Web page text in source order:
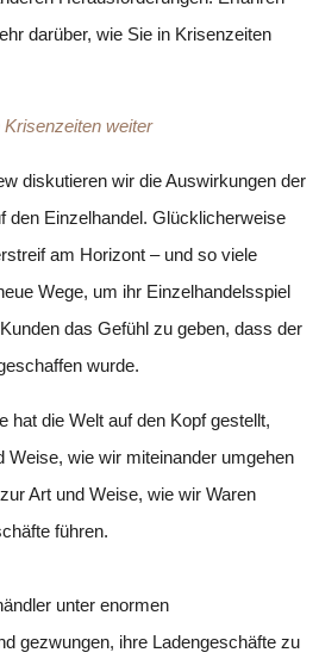
darüber, wie Sie in Krisenzeiten
weiter
diskutieren wir die Auswirkungen der
den Einzelhandel. Glücklicherweise
am Horizont – und so viele
Wege, um ihr Einzelhandelsspiel
das Gefühl zu geben, dass der
wurde.
hat die Welt auf den Kopf gestellt,
Weise, wie wir miteinander umgehen
Art und Weise, wie wir Waren
führen.
unter enormen
gezwungen, ihre Ladengeschäfte zu